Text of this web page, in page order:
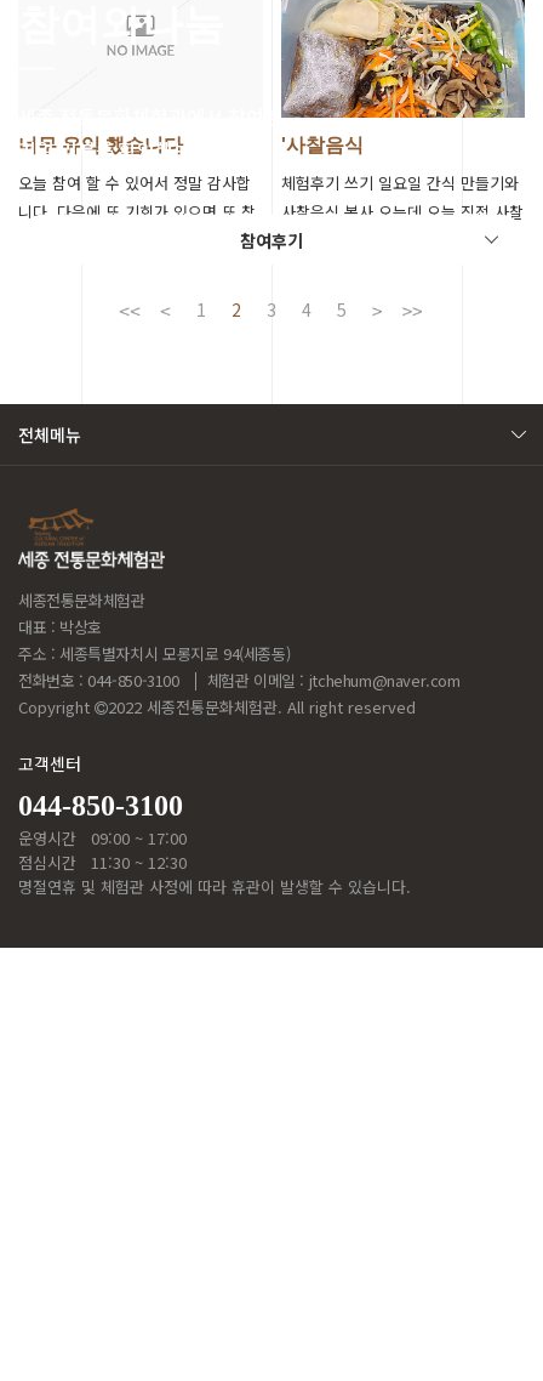
참여와나눔
세종 전통문화체험관에서 참여한
리얼 리뷰를 확인해보세요.
참여후기
너무 유익 했습니다
오늘 참여 할 수 있어서 정말 감사합
니다. 다음에 또 기회가 있으면 또 참
'사찰음식
체험후기 쓰기 일요일 간식 만들기와
사찰음식 봉사 오는데 오늘 직접 사찰
음식 수강을 받아 보니 새로운 감회~
데…
1 2 3 4 5
전체메뉴
세종전통문화체험관
대표 : 박상호
주소 : 세종특별자치시 모롱지로 94(세종동)
전화번호 : 044-850-3100
체험관 이메일 : jtchehum@naver.com
Copyright
2022 세종전통문화체험관. All right reserved
고객센터
044-850-3100
운영시간
09:00 ~ 17:00
점심시간
11:30 ~ 12:30
명절연휴 및 체험관 사정에 따라 휴관이 발생할 수 있습니다.